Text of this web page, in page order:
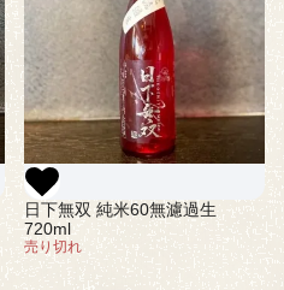
日下無双 純米60無濾過生
720ml
売り切れ